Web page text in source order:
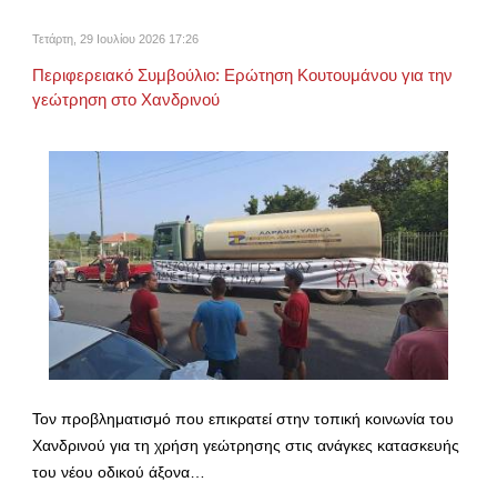
Τετάρτη, 29 Ιουλίου 2026 17:26
Περιφερειακό Συμβούλιο: Ερώτηση Κουτουμάνου για την
γεώτρηση στο Χανδρινού
Τον προβληματισμό που επικρατεί στην τοπική κοινωνία του
Χανδρινού για τη χρήση γεώτρησης στις ανάγκες κατασκευής
του νέου οδικού άξονα…